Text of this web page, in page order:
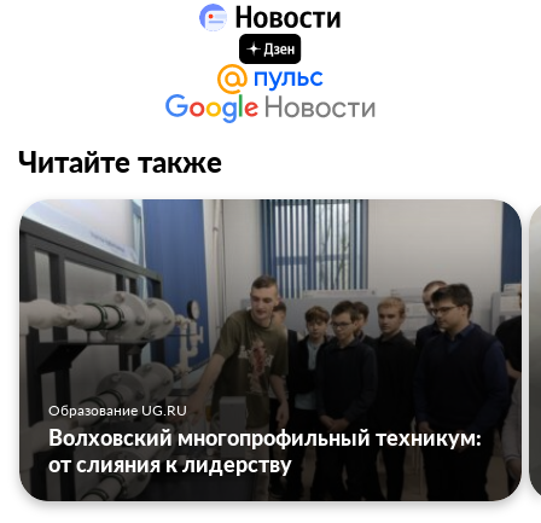
Читайте также
Образование UG.RU
Волховский многопрофильный техникум:
от слияния к лидерству